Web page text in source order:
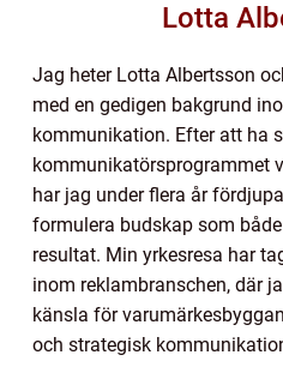
Lotta
Jag heter Lotta Albertsson
med en gedigen bakgrund
kommunikation. Efter att ha
kommunikatörsprogrammet
har jag under flera år
formulera budskap som
resultat. Min yrkesresa har
inom reklambranschen, där
känsla för
och strategisk